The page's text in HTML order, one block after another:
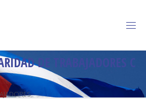
RIDADD R A BAJADORES C